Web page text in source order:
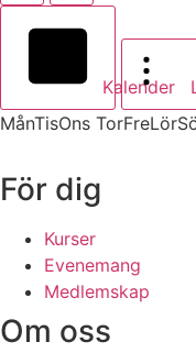
Kalender
MånTisOns TorFreLör
För dig
Kurser
Evenemang
Medlemskap
Om oss